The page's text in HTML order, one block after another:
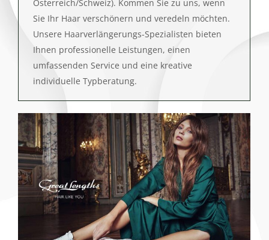
Österreich/Schweiz). Kommen Sie zu uns, wenn
Sie Ihr Haar verschönern und veredeln möchten.
Unsere Haarverlängerungs-Spezialisten bieten
Ihnen professionelle Leistungen, einen
umfassenden Service und eine kreative
individuelle Typberatung.